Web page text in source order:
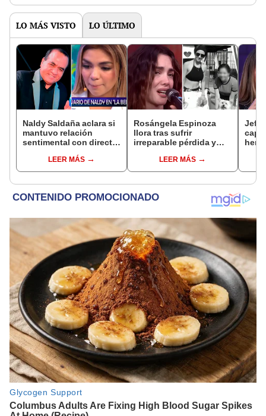
LO MÁS VISTO LO ÚLTIMO
Naldy Saldaña aclara si
mantuvo relación
sentimental con director
denunciarlo por
tocamientos: “Me
LEER MÁS
Rosángela Espinoza
llora tras sufrir
irreparable pérdida y
mensaje: "Descansa en
paz, mi bebé"
LEER MÁS